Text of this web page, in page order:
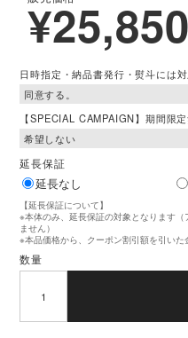
¥25,850
日時指定・納品書発行・熨斗には対
【SPECIAL CAMPAIGN】期間限
延長保証
延長なし
【延長保証について】
※本体のみ、延長保証の対象となります
ません）
※本品価格から、クーポン割引額を引いた
数量